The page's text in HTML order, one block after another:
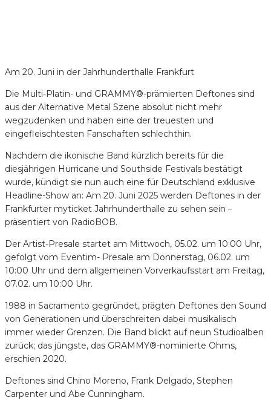
Am 20. Juni in der Jahrhunderthalle Frankfurt
Die Multi-Platin- und GRAMMY®-prämierten Deftones sind
aus der Alternative Metal Szene absolut nicht mehr
wegzudenken und haben eine der treuesten und
eingefleischtesten Fanschaften schlechthin.
Nachdem die ikonische Band kürzlich bereits für die
diesjährigen Hurricane und Southside Festivals bestätigt
wurde, kündigt sie nun auch eine für Deutschland exklusive
Headline-Show an: Am 20. Juni 2025 werden Deftones in der
Frankfurter myticket Jahrhunderthalle zu sehen sein –
präsentiert von RadioBOB.
Der Artist-Presale startet am Mittwoch, 05.02. um 10:00 Uhr,
gefolgt vom Eventim- Presale am Donnerstag, 06.02. um
10:00 Uhr und dem allgemeinen Vorverkaufsstart am Freitag,
07.02. um 10:00 Uhr.
1988 in Sacramento gegründet, prägten Deftones den Sound
von Generationen und überschreiten dabei musikalisch
immer wieder Grenzen. Die Band blickt auf neun Studioalben
zurück; das jüngste, das GRAMMY®-nominierte Ohms,
erschien 2020.
Deftones sind Chino Moreno, Frank Delgado, Stephen
Carpenter und Abe Cunningham.